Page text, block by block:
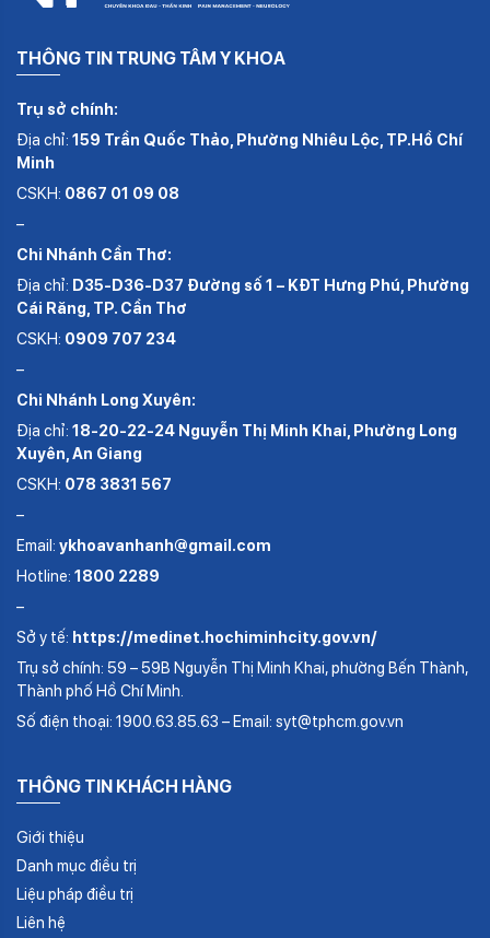
THÔNG TIN TRUNG TÂM Y KHOA
Trụ sở chính:
Địa chỉ: 159 Trần Quốc Thảo, Phường Nhiêu Lộc, TP.Hồ Chí
Minh
CSKH: 0867 01 09 08
–
Chi Nhánh Cần Thơ:
Địa chỉ: D35-D36-D37 Đường số 1 – KĐT Hưng Phú, Phường
Cái Răng, TP. Cần Thơ
CSKH: 0909 707 234
–
Chi Nhánh Long Xuyên:
Địa chỉ: 18-20-22-24 Nguyễn Thị Minh Khai, Phường Long
Xuyên, An Giang
CSKH: 078 3831 567
–
Email: ykhoavanhanh@gmail.com
Hotline: 1800 2289
–
Sở y tế: https://medinet.hochiminhcity.gov.vn/
Trụ sở chính: 59 – 59B Nguyễn Thị Minh Khai, phường Bến Thành,
Thành phố Hồ Chí Minh.
Số điện thoại: 1900.63.85.63 – Email: syt@tphcm.gov.vn
THÔNG TIN KHÁCH HÀNG
Giới thiệu
Danh mục điều trị
Liệu pháp điều trị
Liên hệ